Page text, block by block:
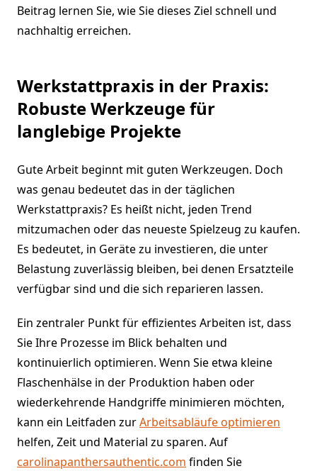
Beitrag lernen Sie, wie Sie dieses Ziel schnell und
nachhaltig erreichen.
Werkstattpraxis in der Praxis:
Robuste Werkzeuge für
langlebige Projekte
Gute Arbeit beginnt mit guten Werkzeugen. Doch
was genau bedeutet das in der täglichen
Werkstattpraxis? Es heißt nicht, jeden Trend
mitzumachen oder das neueste Spielzeug zu kaufen.
Es bedeutet, in Geräte zu investieren, die unter
Belastung zuverlässig bleiben, bei denen Ersatzteile
verfügbar sind und die sich reparieren lassen.
Ein zentraler Punkt für effizientes Arbeiten ist, dass
Sie Ihre Prozesse im Blick behalten und
kontinuierlich optimieren. Wenn Sie etwa kleine
Flaschenhälse in der Produktion haben oder
wiederkehrende Handgriffe minimieren möchten,
kann ein Leitfaden zurArbeitsabläufe optimieren
helfen, Zeit und Material zu sparen. Auf
carolinapanthersauthentic.com finden Sie